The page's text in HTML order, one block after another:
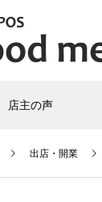
店主の声
出店・開業